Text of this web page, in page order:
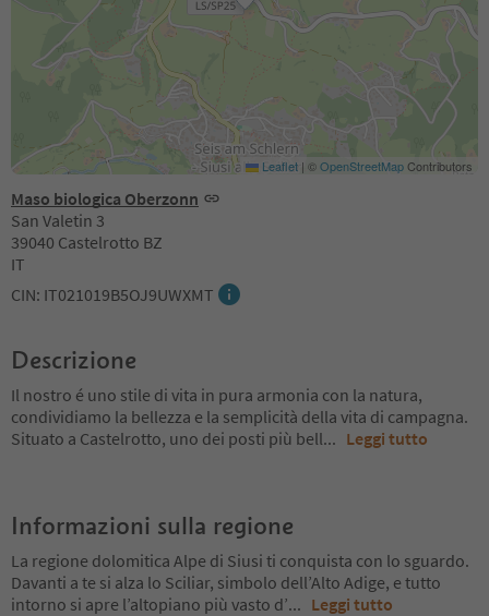
Maso biologica Oberzonn
San Valetin 3
39040 Castelrotto BZ
IT
CIN: IT021019B5OJ9UWXMT
Leaflet | ©OpenStreetMapContributors
Descrizione
Il nostro é uno stile di vita in pura armonia con la natura,
condividiamo la bellezza e la semplicità della vita di campagna.
Situato a Castelrotto, uno dei posti più bell... Leggi tutto
Informazioni sulla regione
La regione dolomitica Alpe di Siusi ti conquista con lo sguardo.
Davanti a te si alza lo Sciliar, simbolo dell’Alto Adige, e tutto
intorno si apre l’altopiano più vasto d’... Leggi tutto